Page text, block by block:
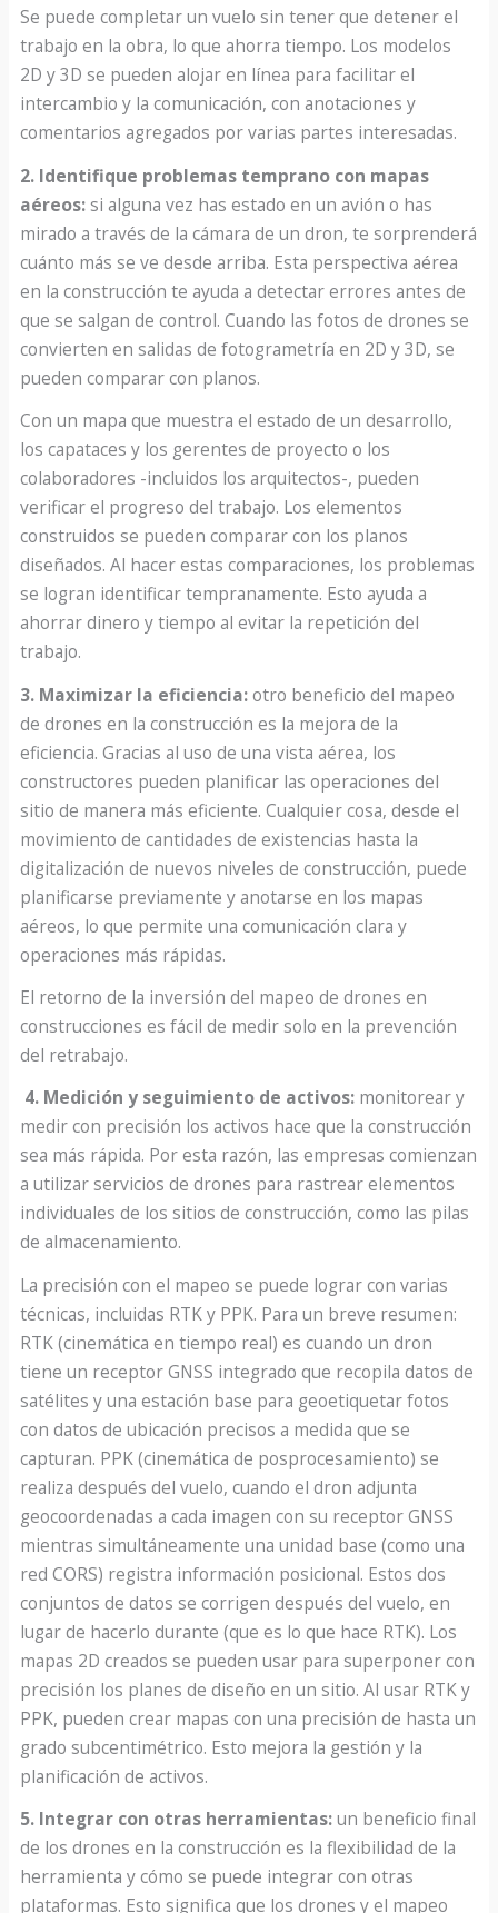
Se puede completar un vuelo sin tener que detener el
trabajo en la obra, lo que ahorra tiempo. Los modelos
2D y 3D se pueden alojar en línea para facilitar el
intercambio y la comunicación, con anotaciones y
comentarios agregados por varias partes interesadas.
2. Identifique problemas temprano con mapas
aéreos:si alguna vez has estado en un avión o has
mirado a través de la cámara de un dron, te sorprenderá
cuánto más se ve desde arriba. Esta perspectiva aérea
en la construcción te ayuda a detectar errores antes de
que se salgan de control. Cuando las fotos de drones se
convierten en salidas de fotogrametría en 2D y 3D, se
pueden comparar con planos.
Con un mapa que muestra el estado de un desarrollo,
los capataces y los gerentes de proyecto o los
colaboradores -incluidos los arquitectos-, pueden
verificar el progreso del trabajo. Los elementos
construidos se pueden comparar con los planos
diseñados. Al hacer estas comparaciones, los problemas
se logran identificar tempranamente. Esto ayuda a
ahorrar dinero y tiempo al evitar la repetición del
trabajo.
3. Maximizar la eficiencia:otro beneficio del mapeo
de drones en la construcción es la mejora de la
eficiencia. Gracias al uso de una vista aérea, los
constructores pueden planificar las operaciones del
sitio de manera más eficiente. Cualquier cosa, desde el
movimiento de cantidades de existencias hasta la
digitalización de nuevos niveles de construcción, puede
planificarse previamente y anotarse en los mapas
aéreos, lo que permite una comunicación clara y
operaciones más rápidas.
El retorno de la inversión del mapeo de drones en
construcciones es fácil de medir solo en la prevención
del retrabajo.
4. Medición y seguimiento de activos: monitorear y
medir con precisión los activos hace que la construcción
sea más rápida. Por esta razón, las empresas comienzan
a utilizar servicios de drones para rastrear elementos
individuales de los sitios de construcción, como las pilas
de almacenamiento.
La precisión con el mapeo se puede lograr con varias
técnicas, incluidas RTK y PPK. Para un breve resumen:
RTK (cinemática en tiempo real) es cuando un dron
tiene un receptor GNSS integrado que recopila datos de
satélites y una estación base para geoetiquetar fotos
con datos de ubicación precisos a medida que se
capturan. PPK (cinemática de posprocesamiento) se
realiza después del vuelo, cuando el dron adjunta
geocoordenadas a cada imagen con su receptor GNSS
mientras simultáneamente una unidad base (como una
red CORS) registra información posicional. Estos dos
conjuntos de datos se corrigen después del vuelo, en
lugar de hacerlo durante (que es lo que hace RTK). Los
mapas 2D creados se pueden usar para superponer con
precisión los planes de diseño en un sitio. Al usar RTK y
PPK, pueden crear mapas con una precisión de hasta un
grado subcentimétrico. Esto mejora la gestión y la
planificación de activos.
5. Integrar con otras herramientas:un beneficio final
de los drones en la construcción es la flexibilidad de la
herramienta y cómo se puede integrar con otras
plataformas. Esto significa que los drones y el mapeo